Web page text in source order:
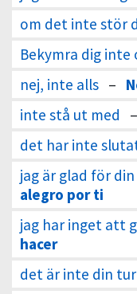
om det inte stör
Bekymra dig inte
nej, inte alls –
inte stå ut med
–
det har inte
jag är glad för
alegro por ti
jag har inget att
hacer
det är inte din tur